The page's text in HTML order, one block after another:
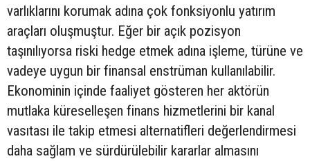
varlıklarını korumak adına çok fonksiyonlu yatırım
araçları oluşmuştur. Eğer bir açık pozisyon
taşınılıyorsa riski hedge etmek adına işleme, türüne ve
vadeye uygun bir finansal enstrüman kullanılabilir.
Ekonominin içinde faaliyet gösteren her aktörün
mutlaka küreselleşen finans hizmetlerini bir kanal
vasıtası ile takip etmesi alternatifleri değerlendirmesi
daha sağlam ve sürdürülebilir kararlar almasını